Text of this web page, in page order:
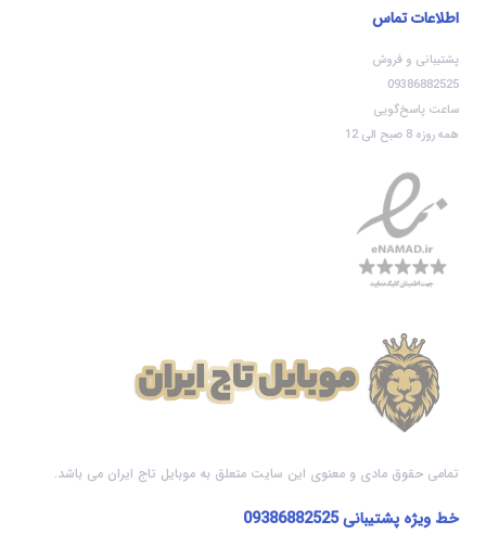
اطلاعات تماس
پشتیبانی و فروش
09386882525
ساعت پاسخ‌گویی
همه روزه 8 صبح الی 12
تمامی حقوق مادی و معنوی این سایت متعلق به موبایل تاج ایران می باشد.
خط ویژه پشتیبانی09386882525